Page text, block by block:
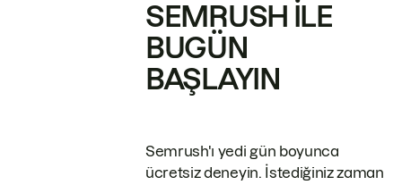
SEMRUSH ILE
BUGÜN
BAŞLAYIN
Semrush'ı yedi gün boyunca
ücretsiz deneyin. İstediğiniz zaman